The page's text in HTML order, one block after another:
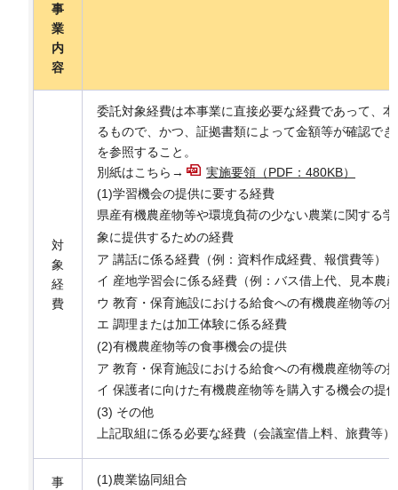
事
業
内
容
対
象
経
費
委託対象経費は本事業に直接必要な経費であって、
るもので、かつ、証拠書類によって金額等が確認で
を参照すること。
別紙はこちら→
実施要領（PDF：480KB）
(1)学習機会の提供に要する経費
県産有機農産物等や環境負荷の少ない農業に関する
象に提供するための経費
ア 講話に係る経費（例：資料作成経費、報償費等）
イ 産地学習会に係る経費（例：バス借上代、見本農
ウ 教育・保育施設における給食への有機農産物等の
エ 調理または加工体験に係る経費
(2)有機農産物等の食事機会の提供
ア 教育・保育施設における給食への有機農産物等の
イ 保護者に向けた有機農産物等を購入する機会の提
(3) その他
上記取組に係る必要な経費（会議室借上料、旅費等）
事
(1)農業協同組合